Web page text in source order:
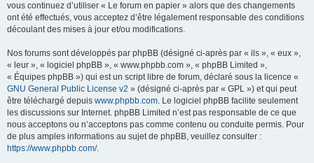
vous continuez d’utiliser « Le forum en papier » alors que des changements
ont été effectués, vous acceptez d’être légalement responsable des conditions
découlant des mises à jour et/ou modifications.
Nos forums sont développés par phpBB (désigné ci-après par « ils », « eux »,
« leur », « logiciel phpBB », « www.phpbb.com », « phpBB Limited »,
« Équipes phpBB ») qui est un script libre de forum, déclaré sous la licence «
GNU General Public License v2 » (désigné ci-après par « GPL ») et qui peut
être téléchargé depuis www.phpbb.com. Le logiciel phpBB facilite seulement
les discussions sur Internet. phpBB Limited n’est pas responsable de ce que
nous acceptons ou n’acceptons pas comme contenu ou conduite permis. Pour
de plus amples informations au sujet de phpBB, veuillez consulter :
https://www.phpbb.com/.